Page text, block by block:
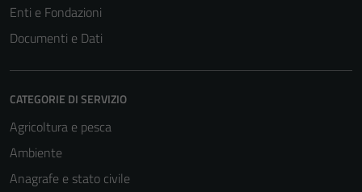
Enti e Fondazioni
Documenti e Dati
CATEGORIE DI SERVIZIO
Agricoltura e pesca
Ambiente
Anagrafe e stato civile